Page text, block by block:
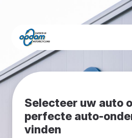
Selecteer uw auto
perfecte auto-
vinden